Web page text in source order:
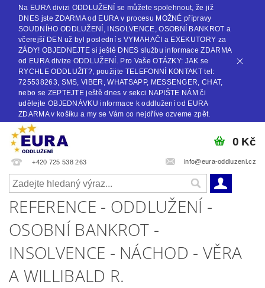
Na EURA divizi ODDLUŽENÍ se můžete spolehnout, že již
DNES jste ZDARMA od EURA v procesu MOŽNÉ přípravy
SOUDNÍHO ODDLUŽENÍ, INSOLVENCE, OSOBNÍ BANKROT a
včerejší DEN už byl poslední s VYMAHAČI a EXEKUTORY za
ZÁDY! OBJEDNEJTE si ještě DNES službu informace ZDARMA
od EURA divize ODDLUŽENÍ. Pro Vaše OTÁZKY: JAK se
RYCHLE ODDLUŽIT?, použijte TELEFONNÍ KONTAKT tel:
725538263, SMS, VIBER, WHATSAPP, MESSENGER, CHAT,
nebo se ZEPTEJTE ještě dnes v sekci NAPIŠTE NÁM či
udělejte OBJEDNÁVKU informace k oddlužení od EURA
ZDARMA v košíku a my se Vám co nejdříve ozveme zpět.
+420 725 538 263 info@eura-oddluzeni.cz
0 Kč
REFERENCE - ODDLUŽENÍ -
OSOBNÍ BANKROT -
INSOLVENCE - NÁCHOD - VĚRA
A WILLIBALD R.